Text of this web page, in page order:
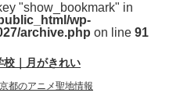
"show_bookmark" in
wp-
archive.php on line 91
校｜月がきれい
都のアニメ聖地情報